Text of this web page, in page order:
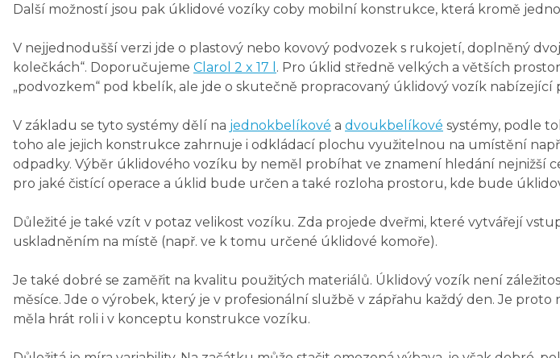
Další možností jsou pak úklidové vozíky coby mobilní konstrukce, která kromě
V nejjednodušší verzi jde o plastový nebo kovový podvozek s rukojetí, doplněný
kolečkách“. Doporučujeme Clarol 2 x 17 l . Pro úklid středně velkých a větších
„podvozkem“ pod kbelík, ale jde o skutečně propracovaný úklidový vozík
V základu se tyto systémy dělí na jednokbelíkové a dvoukbelíkové systémy, podle
toho ale jejich konstrukce zahrnuje i odkládací plochu využitelnou na umístění
odpadky. Výběr úklidového vozíku by neměl probíhat ve znamení hledání nejnižší
pro jaké čistící operace a úklid bude určen a také rozloha prostoru, kde bude
Důležité je také vzít v potaz velikost vozíku. Zda projede dveřmi, které vytvářejí
uskladněním na místě (např. ve k tomu určené úklidové komoře).
Je také dobré se zaměřit na kvalitu použitých materiálů. Úklidový vozík není
měsíce. Jde o výrobek, který je v profesionální službě v zápřahu každý den. Je
měla hrát roli i v konceptu konstrukce vozíku.